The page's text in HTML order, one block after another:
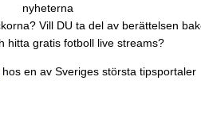
nyheterna
Vill DU ta del av berättelsen
hitta gratis fotboll live streams?
hos en av Sveriges största tipsportaler